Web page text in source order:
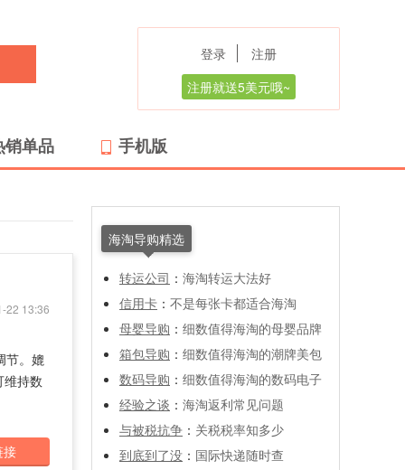
登录
注册
注册就送5美元哦~
销单品 手机版
22 13:36
节。媲
维持数
接
海淘导购精选
转运公司 ： 海淘转运大法好
信用卡 ： 不是每张卡都适合海淘
母婴导购 ： 细数值得海淘的母婴品牌
箱包导购 ： 细数值得海淘的潮牌美包
数码导购 ： 细数值得海淘的数码电子
经验之谈 ： 海淘返利常见问题
与被税抗争 ： 关税税率知多少
到底到了没 ： 国际快递随时查